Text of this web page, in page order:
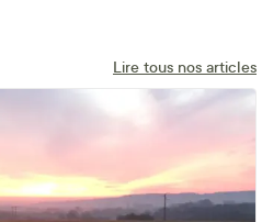
Lire tous nos articles